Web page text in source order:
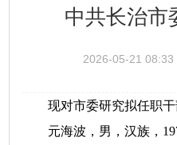
中共长治市
2026-05-21 08:33
现对市委研究拟任职干
元海波，男，汉族，